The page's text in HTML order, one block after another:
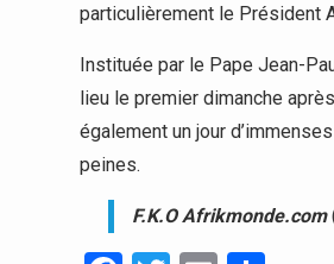
particulièrement le Président
Instituée par le Pape Jean-
lieu le premier dimanche
également un jour
peines.
F.K.O Afrikmonde.com